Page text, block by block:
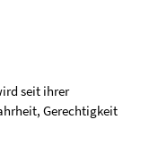
seit ihrer
Gerechtigkeit